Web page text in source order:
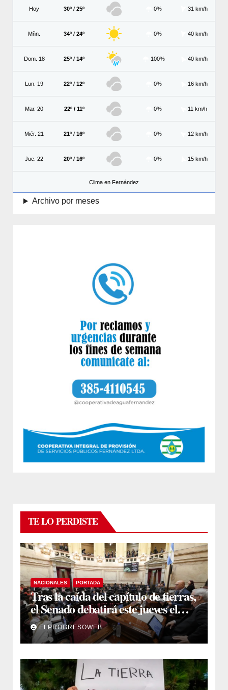
Hoy 30º / 25º 0% 31 km/h
Mñn. 34º / 24º 0% 40 km/h
Dom. 18 25º / 14º 100% 40 km/h
Lun. 19 22º / 12º 0% 16 km/h
Mar. 20 22º / 11º 0% 11 km/h
Miér. 21 21º / 16º 0% 12 km/h
Jue. 22 20º / 16º 0% 15 km/h
Clima en Fernández
Archivo por meses
TE LO PERDISTE
NACIONALES PORTADA
Tras la caída del capítulo de tierras,
el Senado debatirá este jueves el
proyecto sobre propiedad privada
ELPROGRESOWEB